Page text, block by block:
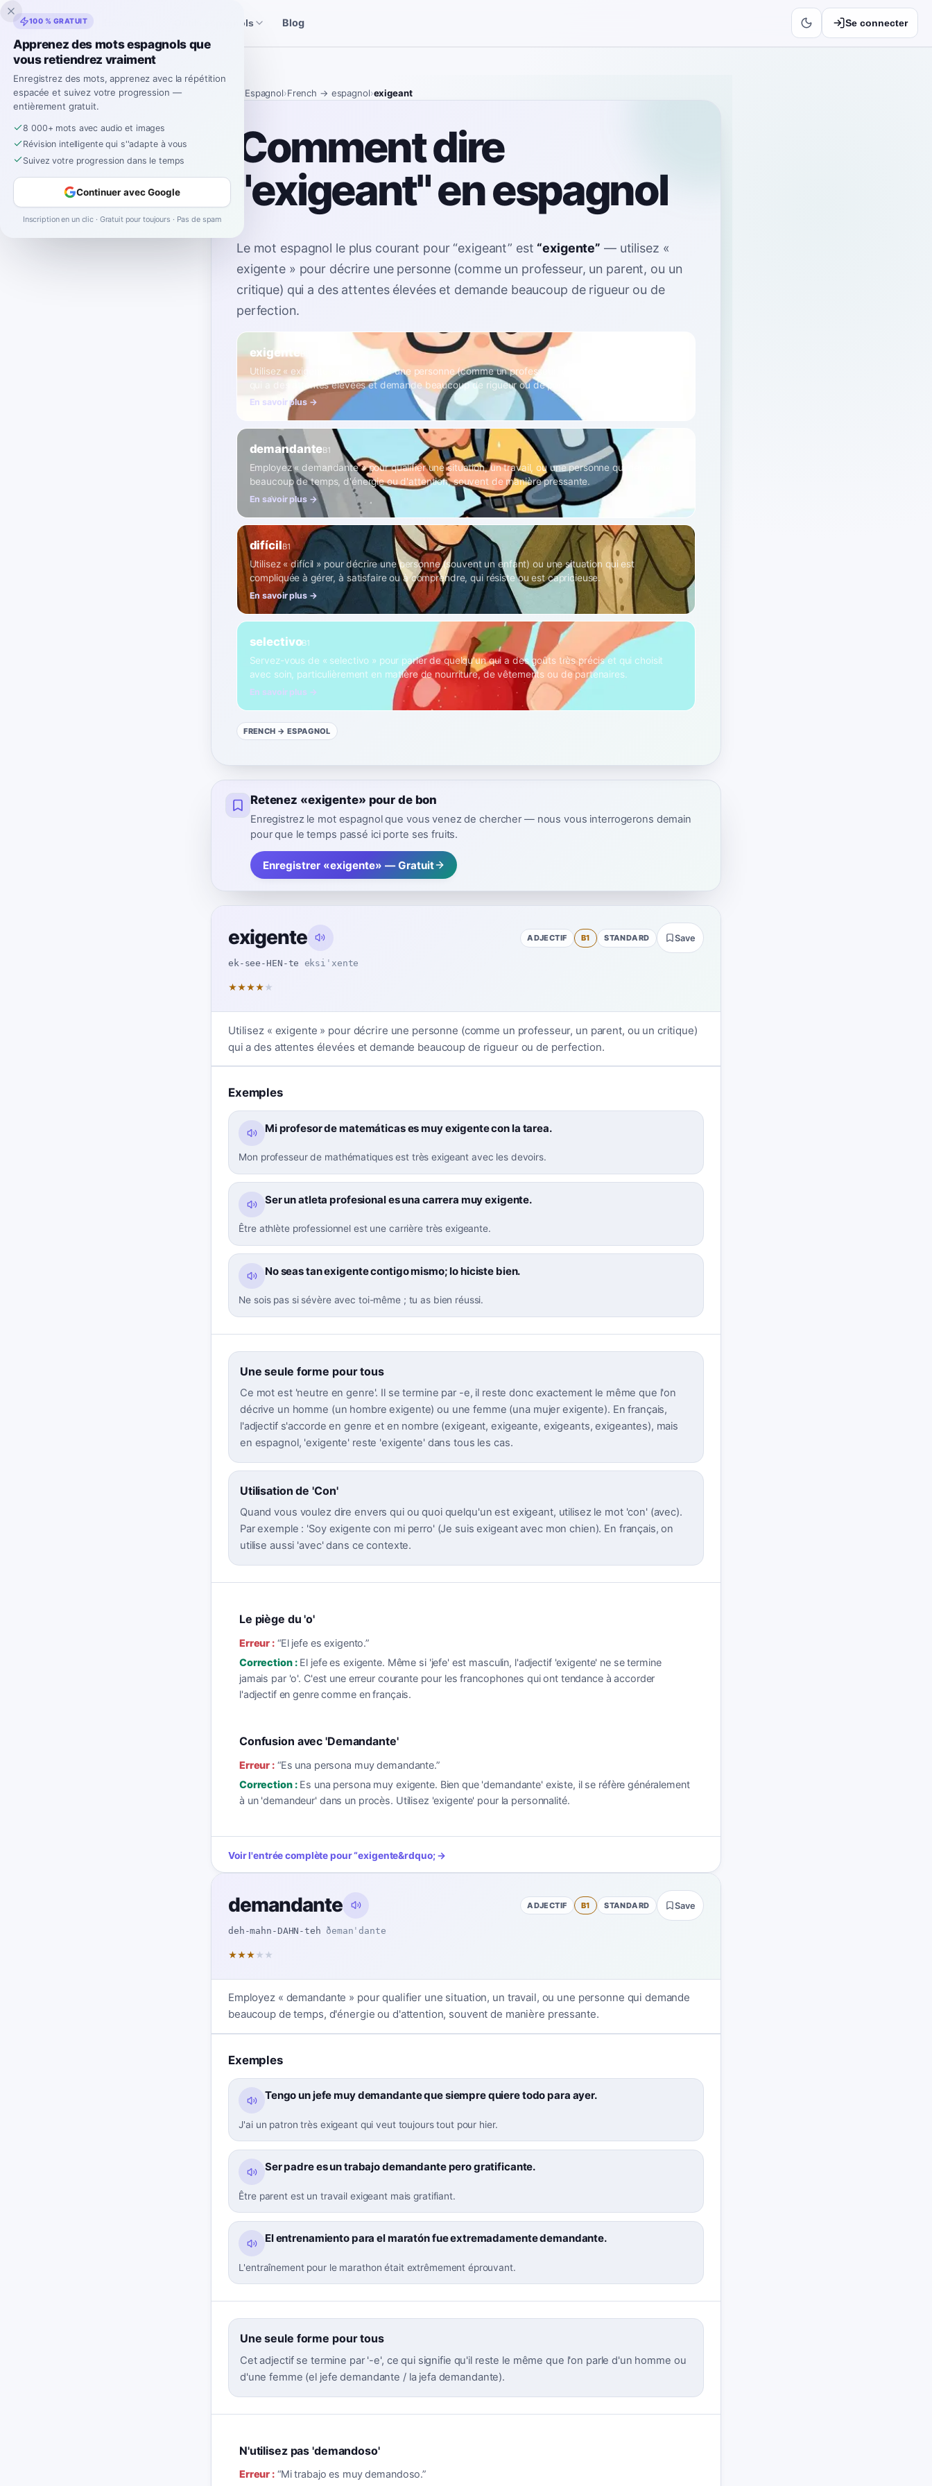
Inklingo Outils espagnols Blog Se connecter
Espagnol›French → espagnol›exigeant
Comment dire
"exigeant" en espagnol
Le mot espagnol le plus courant pour“exigeant” est “exigente” — utilisez «
exigente » pour décrire une personne (comme un professeur, un parent, ou un
critique) qui a des attentes élevées et demande beaucoup de rigueur ou de
perfection.
exigenteB1
Utilisez « exigente » pour décrire une personne (comme un professeur, un parent, ou un critique)
qui a des attentes élevées et demande beaucoup de rigueur ou de perfection.
En savoir plus →
demandanteB1
Employez « demandante » pour qualifier une situation, un travail, ou une personne qui demande
beaucoup de temps, d'énergie ou d'attention, souvent de manière pressante.
En savoir plus →
difícilB1
Utilisez « difícil » pour décrire une personne (souvent un enfant) ou une situation qui est
compliquée à gérer, à satisfaire ou à comprendre, qui résiste ou est capricieuse.
En savoir plus →
selectivoB1
Servez-vous de « selectivo » pour parler de quelqu'un qui a des goûts très précis et qui choisit
avec soin, particulièrement en matière de nourriture, de vêtements ou de partenaires.
En savoir plus →
FRENCH → ESPAGNOL
Retenez «exigente» pour de bon
Enregistrez le mot espagnol que vous venez de chercher — nous vous interrogerons demain
pour que le temps passé ici porte ses fruits.
Enregistrer «exigente» — Gratuit
exigente
ek-see-HEN-te eksiˈxente
ADJECTIF B1 STANDARD Save
★★★★ ★
Utilisez « exigente » pour décrire une personne (comme un professeur, un parent, ou un critique)
qui a des attentes élevées et demande beaucoup de rigueur ou de perfection.
Exemples
Mi profesor de matemáticas es muy exigente con la tarea.
Mon professeur de mathématiques est très exigeant avec les devoirs.
Ser un atleta profesional es una carrera muy exigente.
Être athlète professionnel est une carrière très exigeante.
No seas tan exigente contigo mismo; lo hiciste bien.
Ne sois pas si sévère avec toi-même ; tu as bien réussi.
Une seule forme pour tous
Ce mot est 'neutre en genre'. Il se termine par -e, il reste donc exactement le même que l'on
décrive un homme (un hombre exigente) ou une femme (una mujer exigente). En français,
l'adjectif s'accorde en genre et en nombre (exigeant, exigeante, exigeants, exigeantes), mais
en espagnol, 'exigente' reste 'exigente' dans tous les cas.
Utilisation de 'Con'
Quand vous voulez dire envers qui ou quoi quelqu'un est exigeant, utilisez le mot 'con' (avec).
Par exemple : 'Soy exigente con mi perro' (Je suis exigeant avec mon chien). En français, on
utilise aussi 'avec' dans ce contexte.
Le piège du 'o'
Erreur :“El jefe es exigento.”
Correction : El jefe es exigente. Même si 'jefe' est masculin, l'adjectif 'exigente' ne se termine
jamais par 'o'. C'est une erreur courante pour les francophones qui ont tendance à accorder
l'adjectif en genre comme en français.
Confusion avec 'Demandante'
Erreur :“Es una persona muy demandante.”
Correction : Es una persona muy exigente. Bien que 'demandante' existe, il se réfère généralement
à un 'demandeur' dans un procès. Utilisez 'exigente' pour la personnalité.
Voir l'entrée complète pour“exigente&rdquo; →
demandante
deh-mahn-DAHN-teh ðemanˈdante
ADJECTIF B1 STANDARD Save
★★★ ★ ★
Employez « demandante » pour qualifier une situation, un travail, ou une personne qui demande
beaucoup de temps, d'énergie ou d'attention, souvent de manière pressante.
Exemples
Tengo un jefe muy demandante que siempre quiere todo para ayer.
J'ai un patron très exigeant qui veut toujours tout pour hier.
Ser padre es un trabajo demandante pero gratificante.
Être parent est un travail exigeant mais gratifiant.
El entrenamiento para el maratón fue extremadamente demandante.
L'entraînement pour le marathon était extrêmement éprouvant.
Une seule forme pour tous
Cet adjectif se termine par '-e', ce qui signifie qu'il reste le même que l'on parle d'un homme ou
d'une femme (el jefe demandante / la jefa demandante).
N'utilisez pas 'demandoso'
Erreur :“Mi trabajo es muy demandoso.”
100 % GRATUIT
Apprenez des mots espagnols que
vous retiendrez vraiment
Enregistrez des mots, apprenez avec la répétition
espacée et suivez votre progression —
entièrement gratuit.
8 000+ mots avec audio et images
Révision intelligente qui s''adapte à vous
Suivez votre progression dans le temps
Continuer avec Google
Inscription en un clic · Gratuit pour toujours · Pas de spam